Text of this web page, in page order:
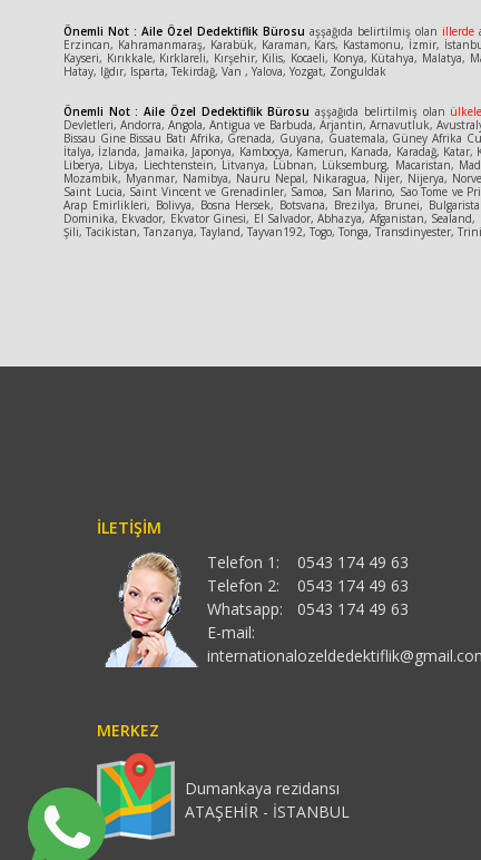
Önemli Not : Aile Özel Dedektiflik Bürosu aşşağıda belirtilmiş olan illerde
Erzincan, Kahramanmaraş, Karabük, Karaman, Kars, Kastamonu, İzmir,
Kayseri, Kırıkkale, Kırklareli, Kırşehir, Kilis, Kocaeli, Konya, Kütahya,
Hatay, Iğdır, Isparta, Tekirdağ, Van , Yalova, Yozgat, Zonguldak
Önemli Not : Aile Özel Dedektiflik Bürosu aşşağıda belirtilmiş olan
Devletleri, Andorra, Angola, Antigua ve Barbuda, Arjantin, Arnavutluk,
Bissau Gine Bissau Batı Afrika, Grenada, Guyana, Guatemala, Güney
İtalya, İzlanda, Jamaika, Japonya, Kamboçya, Kamerun, Kanada, Karadağ,
Liberya, Libya, Liechtenstein, Litvanya, Lübnan, Lüksemburg, Macaristan,
Mozambik, Myanmar, Namibya, Nauru Nepal, Nikaragua, Nijer, Nijerya,
Saint Lucia, Saint Vincent ve Grenadinler, Samoa, San Marino, Sao Tome ve
Arap Emirlikleri, Bolivya, Bosna Hersek, Botsvana, Brezilya, Brunei,
Dominika, Ekvador, Ekvator Ginesi, El Salvador, Abhazya, Afganistan,
Şili, Tacikistan, Tanzanya, Tayland, Tayvan192, Togo, Tonga, Transdinyester,
İLETIŞIM
Telefon 1:
0543 174 49 63
Telefon 2:
0543 174 49 63
Whatsapp:
0543 174 49 63
E-mail:
MERKEZ
Dumankaya rezidansı
ATAŞEHİR - İSTANBUL